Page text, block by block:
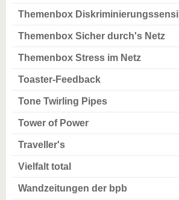
Themenbox
Themenbox Sicher durch's Netz
Themenbox Stress im Netz
Toaster-Feedback
Tone Twirling Pipes
Tower of Power
Traveller's
Vielfalt total
Wandzeitungen der bpb